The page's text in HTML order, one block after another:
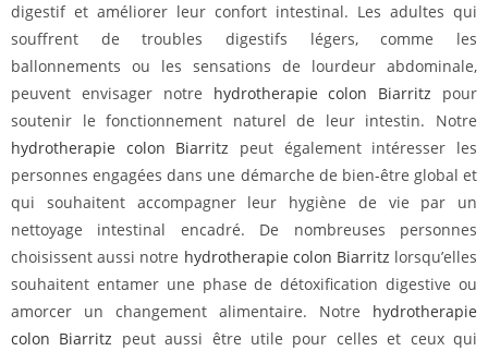
digestif et améliorer leur confort intestinal. Les adultes qui
souffrent de troubles digestifs légers, comme les
ballonnements ou les sensations de lourdeur abdominale,
peuvent envisager notre hydrotherapie colon Biarritz pour
soutenir le fonctionnement naturel de leur intestin. Notre
hydrotherapie colon Biarritz peut également intéresser les
personnes engagées dans une démarche de bien-être global et
qui souhaitent accompagner leur hygiène de vie par un
nettoyage intestinal encadré. De nombreuses personnes
choisissent aussi notre hydrotherapie colon Biarritz lorsqu’elles
souhaitent entamer une phase de détoxification digestive ou
amorcer un changement alimentaire. Notre hydrotherapie
colon Biarritz peut aussi être utile pour celles et ceux qui